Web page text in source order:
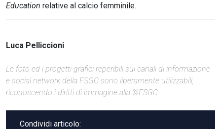
Education relative al calcio femminile.
Luca Pelliccioni
Le foto ed i progetti grafici reperibili sui canali di informazione
e social network della FSGC sono liberamente utilizzabili,
riconoscendo i diritti di immagine alla ©FSGC
Condividi articolo: